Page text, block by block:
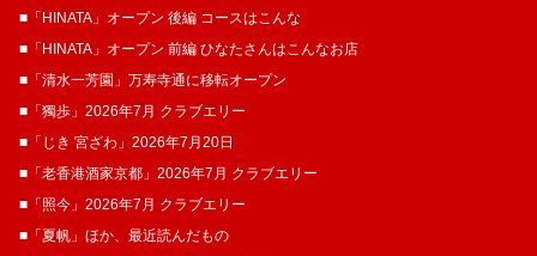
■「HINATA」オープン 後編 コースはこんな
■「HINATA」オープン 前編 ひなたさんはこんなお店
■「清水一芳園」万寿寺通に移転オープン
■「獨歩」2026年7月 クラブエリー
■「じき 宮ざわ」2026年7月20日
■「老香港酒家京都」2026年7月 クラブエリー
■「照今」2026年7月 クラブエリー
■「夏帆」ほか、最近読んだもの